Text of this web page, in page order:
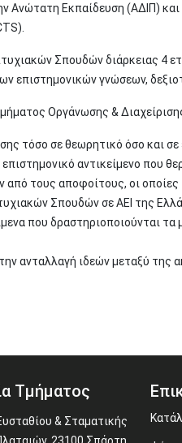
Ανώτατη Εκπαίδευση (ΑΔΙΠ)
Σπουδών διάρκειας 4
επιστημονικών γνώσεων,
Οργάνωσης &
τόσο σε θεωρητικό όσο και
αντικείμενο που
τους αποφοίτους, οι
Σπουδών σε ΑΕΙ της
που δραστηριοποιούνται τα
ανταλλαγή ιδεών μεταξύ της
Τμήματος
& Σταματικής